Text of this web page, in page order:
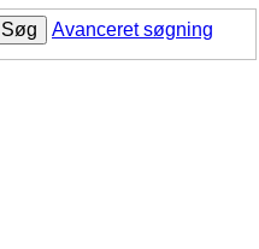
Søg Avanceret søgning